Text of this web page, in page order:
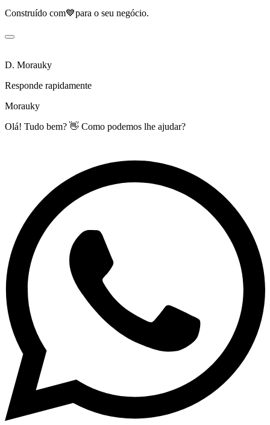
Construído com💙para o seu negócio.
D. Morauky
Responde rapidamente
Morauky
Olá! Tudo bem? 👋 Como podemos lhe ajudar?